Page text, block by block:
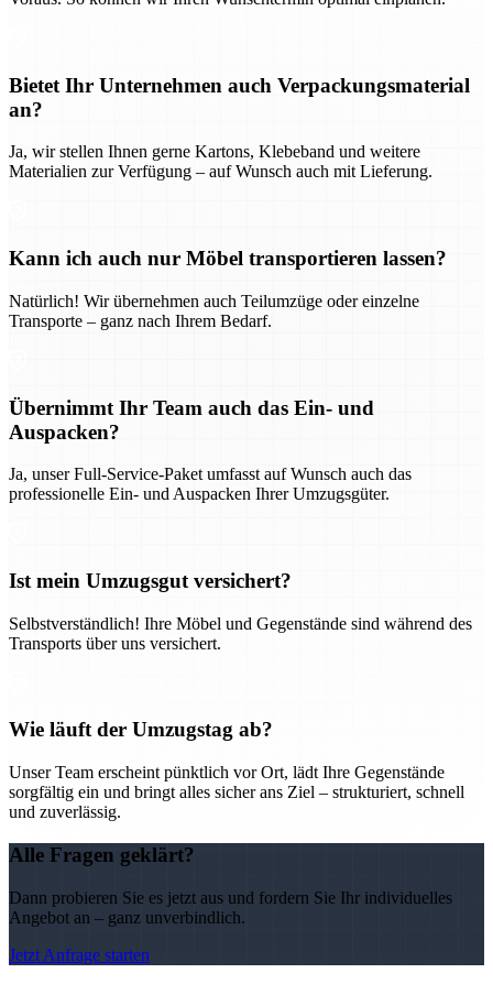
Bietet Ihr Unternehmen auch Verpackungsmaterial
an?
Ja, wir stellen Ihnen gerne Kartons, Klebeband und weitere
Materialien zur Verfügung – auf Wunsch auch mit Lieferung.
Kann ich auch nur Möbel transportieren lassen?
Natürlich! Wir übernehmen auch Teilumzüge oder einzelne
Transporte – ganz nach Ihrem Bedarf.
Übernimmt Ihr Team auch das Ein- und
Auspacken?
Ja, unser Full-Service-Paket umfasst auf Wunsch auch das
professionelle Ein- und Auspacken Ihrer Umzugsgüter.
Ist mein Umzugsgut versichert?
Selbstverständlich! Ihre Möbel und Gegenstände sind während des
Transports über uns versichert.
Wie läuft der Umzugstag ab?
Unser Team erscheint pünktlich vor Ort, lädt Ihre Gegenstände
sorgfältig ein und bringt alles sicher ans Ziel – strukturiert, schnell
und zuverlässig.
Alle Fragen geklärt?
Dann probieren Sie es jetzt aus und fordern Sie Ihr individuelles
Angebot an – ganz unverbindlich.
Jetzt Anfrage starten